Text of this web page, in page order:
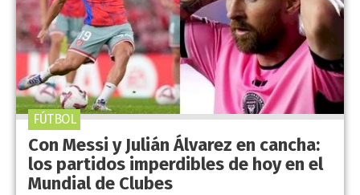
Con Messi y Julián Álvarez en cancha:
los partidos imperdibles de hoy en el
Mundial de Clubes
FÚTBOL